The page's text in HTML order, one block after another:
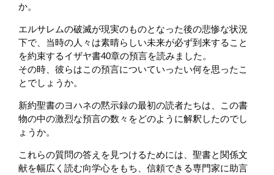
か。
エルサレムの破滅が現実のものとなった後の悲惨な状況
下で、当時の人々は素晴らしい未来が必ず到来すること
を約束するイザヤ書40章の預言を読みました。
その時、彼らはこの預言についていったい何を思ったこ
とでしょうか。
新約聖書のヨハネの黙示録の最初の読者たちは、この書
物の中の激烈な預言の数々をどのように解釈したのでし
ょうか。
これらの質問の答えを見つけるためには、聖書と関係文
献を幅広く読む向学心をもち、信頼できる専門家に助言